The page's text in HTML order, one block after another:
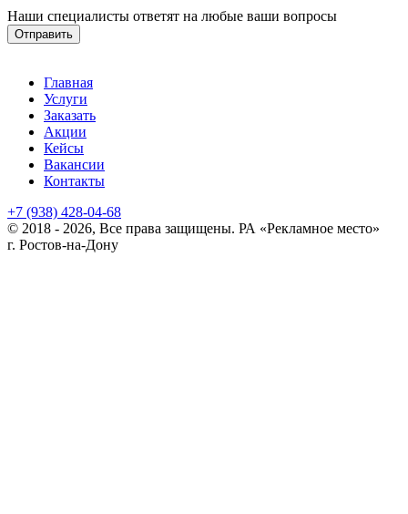
Наши специалисты ответят на любые ваши вопросы
Отправить
Главная
Услуги
Заказать
Акции
Кейсы
Вакансии
Контакты
+7 (938) 428-04-68
© 2018 - 2026, Все права защищены. РА «Рекламное место»
г. Ростов-на-Дону